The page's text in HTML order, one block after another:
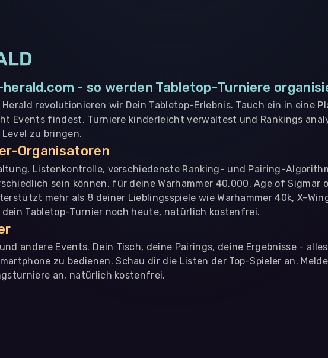
- so werden Tabletop-Turniere
Herald revolutionieren wir Dein Tabletop-Erlebnis. Tauch ein in eine
Events findest, Turniere kinderleicht verwaltest und Rankings
zu bringen.
Organisatoren
Listenkontrolle, verschiedenste Ranking- und Pairing-
sein können, für deine Warhammer 40.000, Age of Sigmar
mehr als 8 deiner Lieblingsspiele wie Warhammer 40k, X-
dein Tabletop-Turnier noch heute, natürlich kostenfrei.
andere Events. Dein Tisch, deine Pairings, deine Ergebnisse -
zu bedienen. Schau dir die Listen der Top-Spieler an.
an, natürlich kostenfrei.